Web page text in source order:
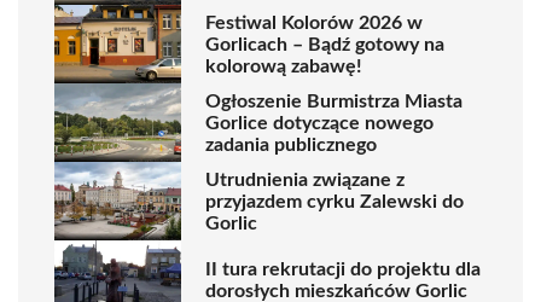
Festiwal Kolorów 2026 w
Gorlicach – Bądź gotowy na
kolorową zabawę!
Ogłoszenie Burmistrza Miasta
Gorlice dotyczące nowego
zadania publicznego
Utrudnienia związane z
przyjazdem cyrku Zalewski do
Gorlic
II tura rekrutacji do projektu dla
dorosłych mieszkańców Gorlic